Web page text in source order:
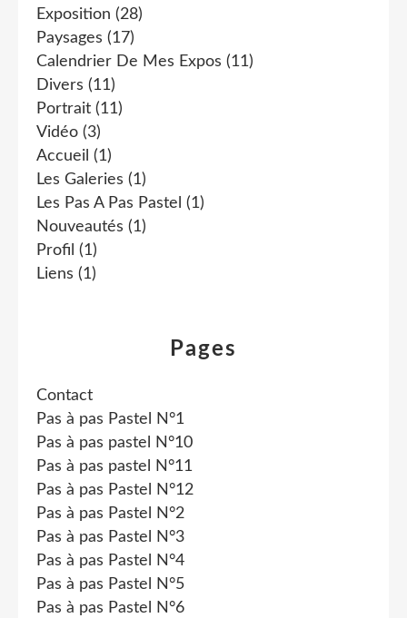
Exposition (28)
Paysages (17)
Calendrier De Mes Expos (11)
Divers (11)
Portrait (11)
Vidéo (3)
Accueil (1)
Les Galeries (1)
Les Pas A Pas Pastel (1)
Nouveautés (1)
Profil (1)
Liens (1)
Pages
Contact
Pas à pas Pastel N°1
Pas à pas pastel N°10
Pas à pas pastel N°11
Pas à pas Pastel N°12
Pas à pas Pastel N°2
Pas à pas Pastel N°3
Pas à pas Pastel N°4
Pas à pas Pastel N°5
Pas à pas Pastel N°6